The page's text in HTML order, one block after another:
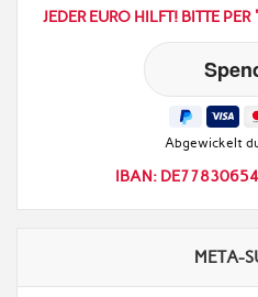
JEDER EURO HILFT! BITTE
Abgewickelt
IBAN:
META-